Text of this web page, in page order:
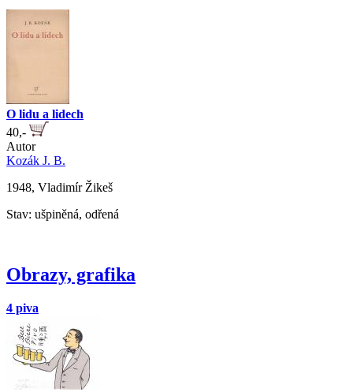
O lidu a lidech
40,-
Autor
Kozák J. B.
1948, Vladimír Žikeš
Stav: ušpiněná, odřená
Obrazy, grafika
4 piva